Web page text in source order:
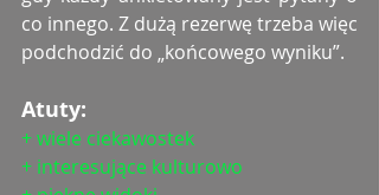
co innego. Z dużą rezerwę trzeba więc
podchodzić do „końcowego wyniku”.
Atuty:
+ wiele ciekawostek
+ interesujące kulturowo